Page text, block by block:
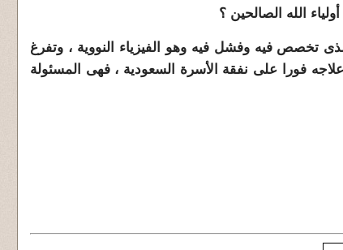
الذى تخصص فيه وفشل فيه وهو الفيزياء النووية ، وتفرغ
فورا على نفقة الأسرة السعودية ، فهى المسئولة